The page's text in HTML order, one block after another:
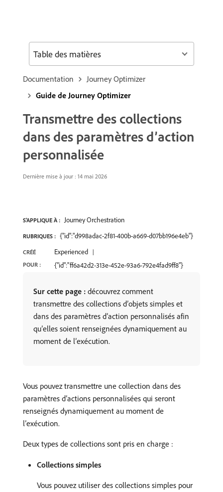
Documentation
Journey Optimizer
Guide de Journey Optimizer
Transmettre des collections
dans des paramètres d’action
personnalisée
Dernière mise à jour : 14 mai 2026
S'APPLIQUE À : Journey Orchestration
RUBRIQUES : {"id":"d998adac-2f81-400b-a669-d07bb196e4eb"}
CRÉÉ
POUR :
Experienced
{"id":"ff6a42d2-313e-452e-93a6-792e4fad9ff8"}
Sur cette page : découvrez comment
transmettre des collections d’objets simples et
dans des paramètres d’action personnalisés afin
qu’elles soient renseignées dynamiquement au
moment de l’exécution.
Vous pouvez transmettre une collection dans des
paramètres d’actions personnalisées qui seront
renseignés dynamiquement au moment de
l’exécution.
Deux types de collections sont pris en charge :
Collections simples
Vous pouvez utiliser des collections simples pour
Table des matières